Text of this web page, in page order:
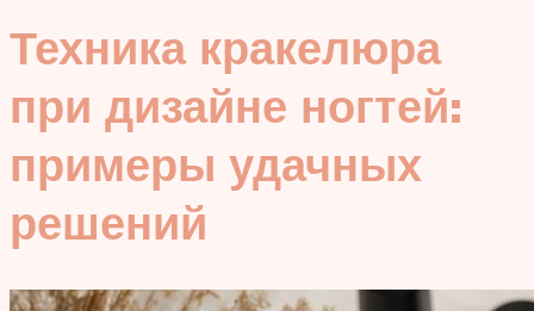
Техника кракелюра
при дизайне ногтей:
примеры удачных
решений